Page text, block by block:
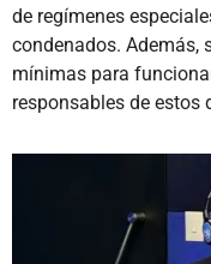
de regímenes
condenados. Además,
mínimas para
responsables de estos